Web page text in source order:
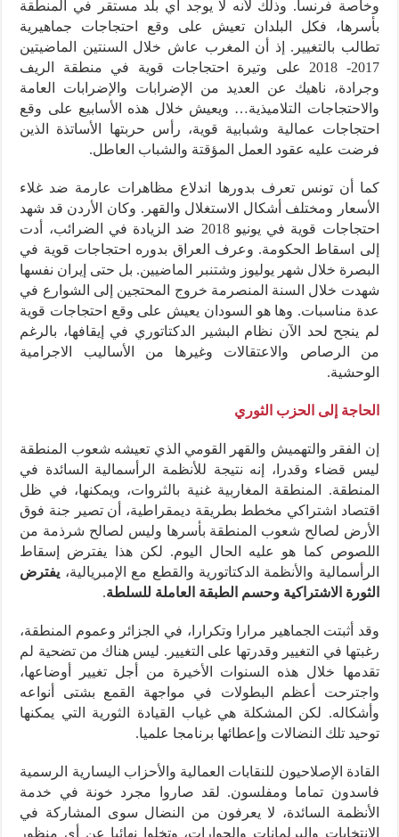
وخاصة فرنسا. وذلك لأنه لا يوجد أي بلد مستقر في المنطقة
بأسرها، فكل البلدان تعيش على وقع احتجاجات جماهيرية
تطالب بالتغيير. إذ أن المغرب عاش خلال السنتين الماضيتين
2017- 2018 على وتيرة احتجاجات قوية في منطقة الريف
وجرادة، ناهيك عن العديد من الإضرابات والإضرابات العامة
والاحتجاجات التلاميذية… ويعيش خلال هذه الأسابيع على وقع
احتجاجات عمالية وشبابية قوية، رأس حربتها الأساتذة الذين
فرضت عليه عقود العمل المؤقتة والشباب العاطل.
كما أن تونس تعرف بدورها اندلاع مظاهرات عارمة ضد غلاء
الأسعار ومختلف أشكال الاستغلال والقهر. وكان الأردن قد شهد
احتجاجات قوية في يونيو 2018 ضد الزيادة في الضرائب، أدت
إلى اسقاط الحكومة. وعرف العراق بدوره احتجاجات قوية في
البصرة خلال شهر يوليوز وشتنبر الماضيين. بل حتى إيران نفسها
شهدت خلال السنة المنصرمة خروج المحتجين إلى الشوارع في
عدة مناسبات. وها هو السودان يعيش على وقع احتجاجات قوية
لم ينجح لحد الآن نظام البشير الدكتاتوري في إيقافها، بالرغم
من الرصاص والاعتقالات وغيرها من الأساليب الاجرامية
الوحشية.
الحاجة إلى الحزب الثوري
إن الفقر والتهميش والقهر القومي الذي تعيشه شعوب المنطقة
ليس قضاء وقدرا، إنه نتيجة للأنظمة الرأسمالية السائدة في
المنطقة. المنطقة المغاربية غنية بالثروات، ويمكنها، في ظل
اقتصاد اشتراكي مخطط بطريقة ديمقراطية، أن تصير جنة فوق
الأرض لصالح شعوب المنطقة بأسرها وليس لصالح شرذمة من
اللصوص كما هو عليه الحال اليوم. لكن هذا يفترض إسقاط
الرأسمالية والأنظمة الدكتاتورية والقطع مع الإمبريالية، يفترض
الثورة الاشتراكية وحسم الطبقة العاملة للسلطة.
وقد أثبتت الجماهير مرارا وتكرارا، في الجزائر وعموم المنطقة،
رغبتها في التغيير وقدرتها على التغيير. ليس هناك من تضحية لم
تقدمها خلال هذه السنوات الأخيرة من أجل تغيير أوضاعها،
واجترحت أعظم البطولات في مواجهة القمع بشتى أنواعه
وأشكاله. لكن المشكلة هي غياب القيادة الثورية التي يمكنها
توحيد تلك النضالات وإعطائها برنامجا علميا.
القادة الإصلاحيون للنقابات العمالية والأحزاب اليسارية الرسمية
فاسدون تماما ومفلسون. لقد صاروا مجرد خونة في خدمة
الأنظمة السائدة، لا يعرفون من النضال سوى المشاركة في
الانتخابات والبرلمانات والحوارات، وتخلوا نهائيا عن أي منظور